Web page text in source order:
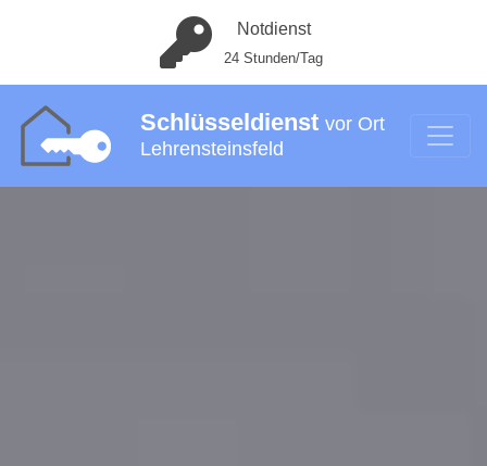
Notdienst
24 Stunden/Tag
Schlüsseldienst vor Ort
Lehrensteinsfeld